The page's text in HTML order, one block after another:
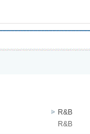
R&B
R&B